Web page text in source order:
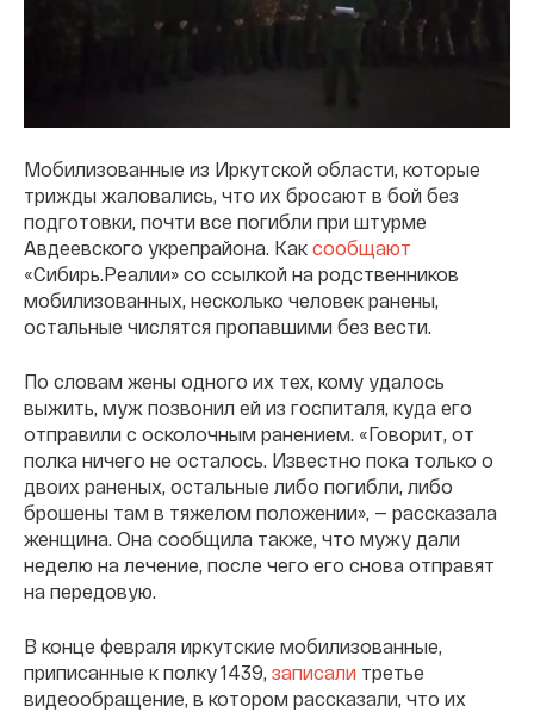
Мобилизованные из Иркутской области, которые
трижды жаловались, что их бросают в бой без
подготовки, почти все погибли при штурме
Авдеевского укрепрайона. Как сообщают
«Сибирь.Реалии» со ссылкой на родственников
мобилизованных, несколько человек ранены,
остальные числятся пропавшими без вести.
По словам жены одного их тех, кому удалось
выжить, муж позвонил ей из госпиталя, куда его
отправили с осколочным ранением. «Говорит, от
полка ничего не осталось. Известно пока только о
двоих раненых, остальные либо погибли, либо
брошены там в тяжелом положении», — рассказала
женщина. Она сообщила также, что мужу дали
неделю на лечение, после чего его снова отправят
на передовую.
В конце февраля иркутские мобилизованные,
приписанные к полку 1439, записали третье
видеообращение, в котором рассказали, что их